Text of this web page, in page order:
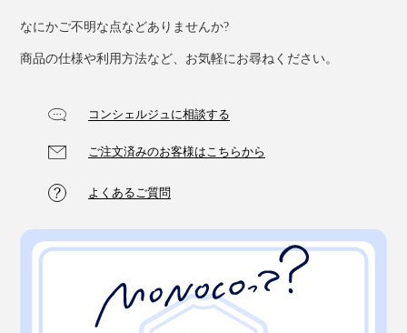
なにかご不明な点などありませんか?
商品の仕様や利用方法など、お気軽にお尋ねください。
コンシェルジュに相談する
ご注文済みのお客様はこちらから
よくあるご質問